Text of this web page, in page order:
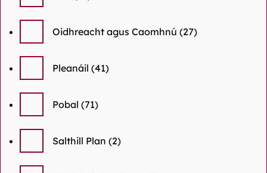
Oidhreacht agus Caomhnú (27)
Pleanáil (41)
Pobal (71)
Salthill Plan (2)